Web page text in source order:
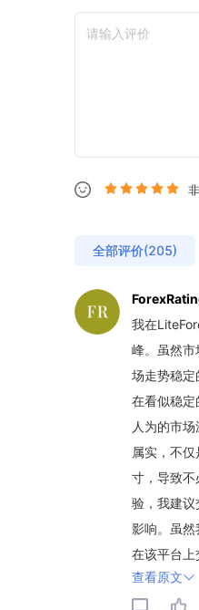
全部评价(205)
我在
峰。虽然
场走势稳
在看似稳
人为的市
属实，不
寸，导致
验，我建
影响。虽
在该平台上
查看原文